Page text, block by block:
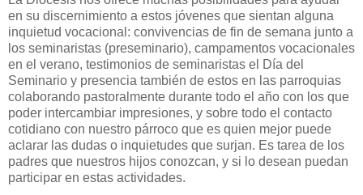
en su discernimiento a estos jóvenes que sientan alguna
inquietud vocacional: convivencias de fin de semana junto a
los seminaristas (preseminario), campamentos vocacionales
en el verano, testimonios de seminaristas el Día del
Seminario y presencia también de estos en las parroquias
colaborando pastoralmente durante todo el año con los que
poder intercambiar impresiones, y sobre todo el contacto
cotidiano con nuestro párroco que es quien mejor puede
aclarar las dudas o inquietudes que surjan. Es tarea de los
padres que nuestros hijos conozcan, y si lo desean puedan
participar en estas actividades.